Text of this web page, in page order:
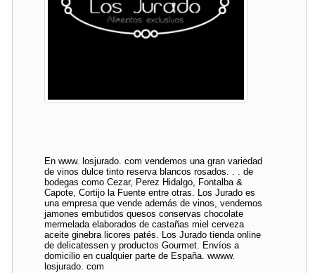
En www. losjurado. com vendemos una gran variedad
de vinos dulce tinto reserva blancos rosados. . . de
bodegas como Cezar, Perez Hidalgo, Fontalba &
Capote, Cortijo la Fuente entre otras. Los Jurado es
una empresa que vende además de vinos, vendemos
jamones embutidos quesos conservas chocolate
mermelada elaborados de castañas miel cerveza
aceite ginebra licores patés. Los Jurado tienda online
de delicatessen y productos Gourmet. Envíos a
domicilio en cualquier parte de España. wwww.
losjurado. com